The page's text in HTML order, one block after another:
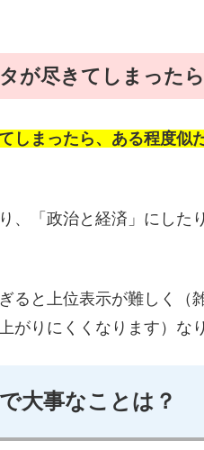
が尽きてしまったら
しまったら、ある程度似
、「政治と経済」にした
ると上位表示が難しく（
がりにくくなります）な
大事なことは？